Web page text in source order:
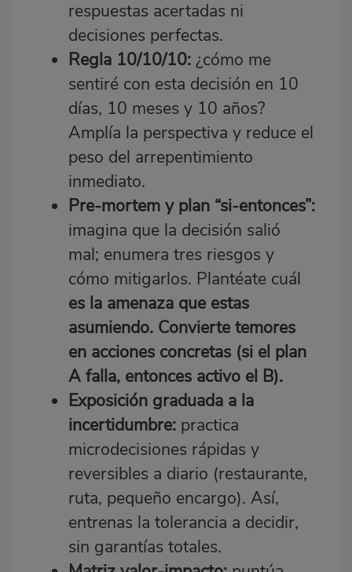
respuestas acertadas ni
decisiones perfectas.
Regla 10/10/10: ¿cómo me
sentiré con esta decisión en 10
días, 10 meses y 10 años?
Amplía la perspectiva y reduce el
peso del arrepentimiento
inmediato.
Pre‑mortem y plan “si‑entonces”:
imagina que la decisión salió
mal; enumera tres riesgos y
cómo mitigarlos. Plantéate cuál
es la amenaza que estas
asumiendo. Convierte temores
en acciones concretas (si el plan
A falla, entonces activo el B).
Exposición graduada a la
incertidumbre: practica
microdecisiones rápidas y
reversibles a diario (restaurante,
ruta, pequeño encargo). Así,
entrenas la tolerancia a decidir,
sin garantías totales.